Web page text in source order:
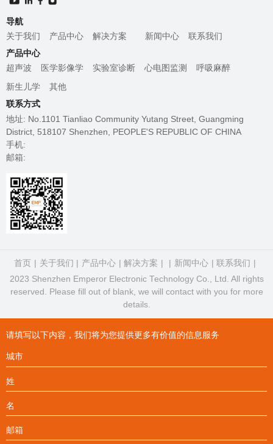
导航
关于我们 产品中心 解决方案 新闻中心 联系我们
产品中心
超声波 医学影像学 实验室诊断 心电图监测 呼吸麻醉
新生儿学 其他
联系方式
地址: No.1101 Tianliao Community Yutang Street, Guangming
District, 518107 Shenzhen, PEOPLE'S REPUBLIC OF CHINA
手机:
邮箱:
首页 关于我们 产品中心 解决方案 新闻中心
联系我们
2023 Shenzhen Emperor Electronic Technology Co., Ltd. All rights
reserved. Please fill out of blank, we will contact with you for more
details.
请填写以下内容，我们将为您提供更多有价值的信息服务